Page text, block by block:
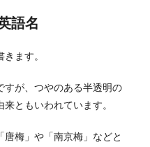
語名
きます。
すが、つやのある半透明の
ともいわれています。
梅」や「南京梅」などと